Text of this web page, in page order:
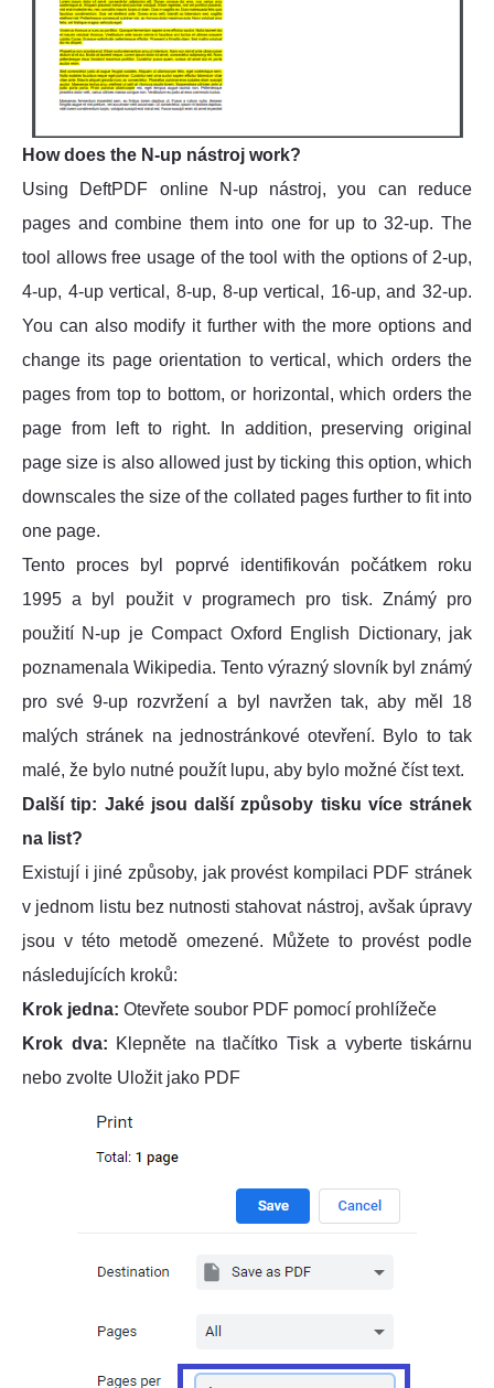
How does the N-up nástroj work?
Using DeftPDF online N-up nástroj, you can reduce
pages and combine them into one for up to 32-up. The
tool allows free usage of the tool with the options of 2-up,
4-up, 4-up vertical, 8-up, 8-up vertical, 16-up, and 32-up.
You can also modify it further with the more options and
change its page orientation to vertical, which orders the
pages from top to bottom, or horizontal, which orders the
page from left to right. In addition, preserving original
page size is also allowed just by ticking this option, which
downscales the size of the collated pages further to fit into
one page.
Tento proces byl poprvé identifikován počátkem roku
1995 a byl použit v programech pro tisk. Známý pro
použití N-up je Compact Oxford English Dictionary, jak
poznamenala Wikipedia. Tento výrazný slovník byl známý
pro své 9-up rozvržení a byl navržen tak, aby měl 18
malých stránek na jednostránkové otevření. Bylo to tak
malé, že bylo nutné použít lupu, aby bylo možné číst text.
Další tip: Jaké jsou další způsoby tisku více stránek
na list?
Existují i jiné způsoby, jak provést kompilaci PDF stránek
v jednom listu bez nutnosti stahovat nástroj, avšak úpravy
jsou v této metodě omezené. Můžete to provést podle
následujících kroků:
Krok jedna: Otevřete soubor PDF pomocí prohlížeče
Krok dva: Klepněte na tlačítko Tisk a vyberte tiskárnu
nebo zvolte Uložit jako PDF